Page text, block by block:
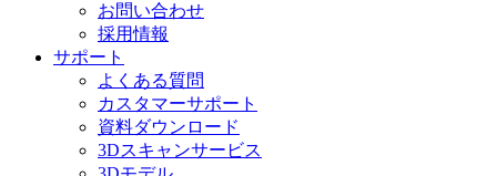
お問い合わせ
採用情報
サポート
よくある質問
カスタマーサポート
資料ダウンロード
3Dスキャンサービス